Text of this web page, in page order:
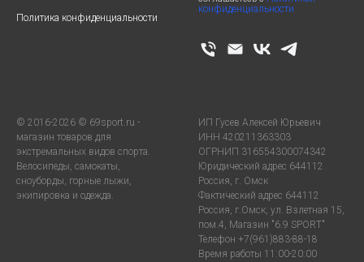
Политика конфиденциальности
конфиденциальности
© 2016-2026 © 69sport.ru -
магазин товаров для
экстремальных видов спорта.
Велосипеды, самокаты,
сноуборды, горные лыжи,
экипировка и одежда.
ИП Гусев Алексей Юрьевич
ИНН 420211363303
ОГРНИП 316554300074342
Юридический адрес 644112
Россия, г. Омск
Фактический адрес 644112
Россия, г.Омск, ул. Взлетная 15,
пом.4, Магазин "6.9 SPORT"
Телефон +7(961)883-88-18
Время работы 11:00-20:00